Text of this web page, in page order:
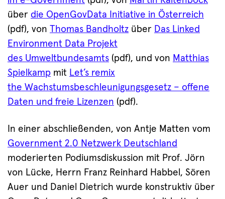
über die OpenGovData Initiative in Österreich
(pdf), von
Thomas Bandholtz über Das Linked
Environment Data Projekt
des Umweltbundesamts (pdf), und von Matthias
Spielkamp mit Let’s remix
the Wachstumsbeschleunigungsgesetz – offene
Daten und freie Lizenzen (pdf).
In einer abschließenden, von Antje Matten vom
Government 2.0 Netzwerk Deutschland
moderierten Podiumsdiskussion mit Prof. Jörn
von Lücke, Herrn Franz Reinhard Habbel, Sören
Auer und Daniel Dietrich wurde konstruktiv über